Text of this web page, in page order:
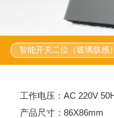
智能开关二位（玻璃肤感）
工作电压：AC 220V
产品尺寸：86X86mm